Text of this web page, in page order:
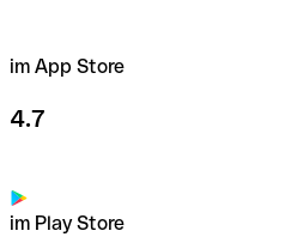
im App Store
4.7
im Play Store